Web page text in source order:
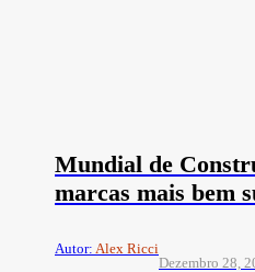
Mundial de
marcas mais bem
Autor: Alex Ricci
Dezembro 28,